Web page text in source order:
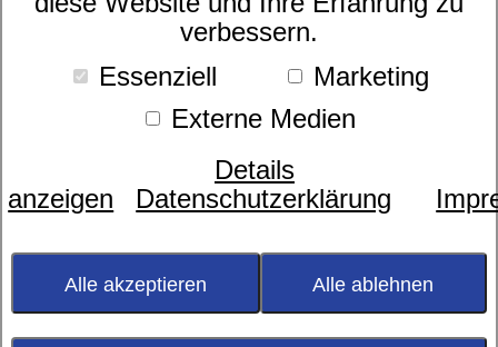
verbessern.
Essenziell
Marketing
Externe Medien
Details
anzeigen
Datenschutzerklärung
Alle akzeptieren Alle ablehnen
dormabell SPA 2.0